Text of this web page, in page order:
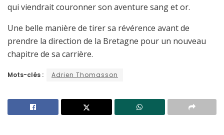
qui viendrait couronner son aventure sang et or.
Une belle manière de tirer sa révérence avant de
prendre la direction de la Bretagne pour un nouveau
chapitre de sa carrière.
Mots-clés : Adrien Thomasson